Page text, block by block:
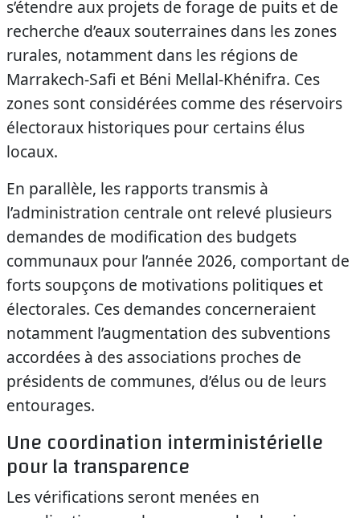
s’étendre aux projets de forage de puits et de
recherche d’eaux souterraines dans les zones
rurales, notamment dans les régions de
Marrakech-Safi et Béni Mellal-Khénifra. Ces
zones sont considérées comme des réservoirs
électoraux historiques pour certains élus
locaux.
En parallèle, les rapports transmis à
l’administration centrale ont relevé plusieurs
demandes de modification des budgets
communaux pour l’année 2026, comportant de
forts soupçons de motivations politiques et
électorales. Ces demandes concerneraient
notamment l’augmentation des subventions
accordées à des associations proches de
présidents de communes, d’élus ou de leurs
entourages.
Une coordination interministérielle
pour la transparence
Les vérifications seront menées en